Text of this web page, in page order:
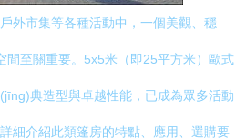
外市集等各種活動中，一個美觀、穩
間至關重要。5x5米（即25平方米）歐式
典造型與卓越性能，已成為眾多活動
細介紹此類篷房的特點、應用、選購要